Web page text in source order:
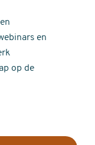
en
op de